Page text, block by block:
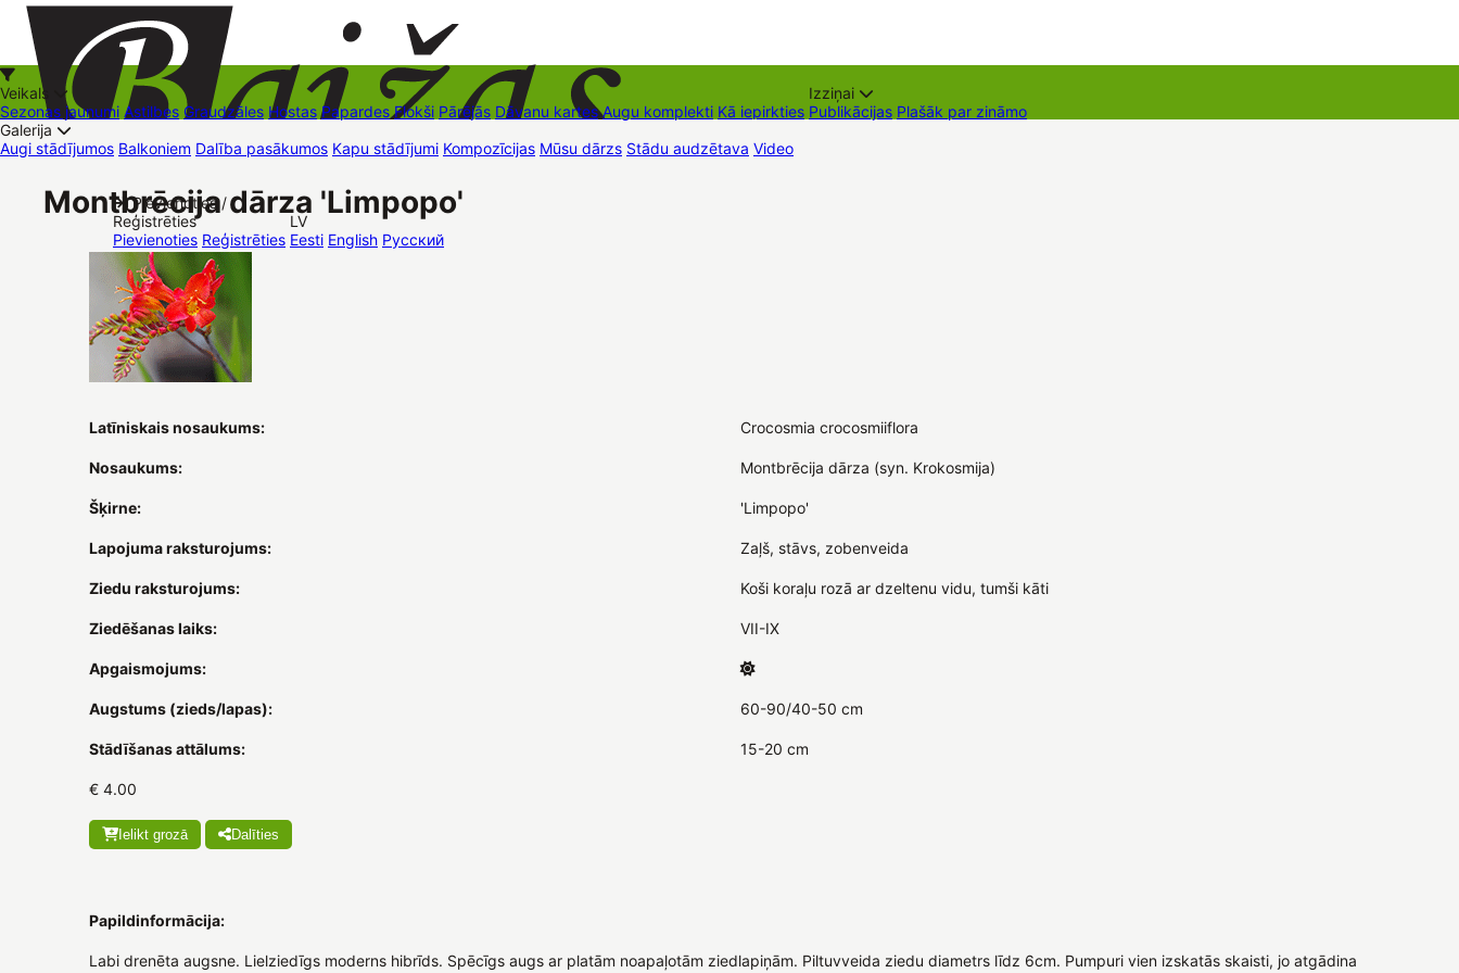
Pievienoties /
Reģistrēties
Pievienoties Reģistrēties
LV
Eesti English Русский
Veikals
Sezonas jaunumi Astilbes Graudzāles Hostas Papardes Flokši Pārējās Dāvanu kartes Augu komplekti Kā iepirkties
Izziņai
Publikācijas Plašāk par zināmo
Galerija
Augi stādījumos Balkoniem Dalība pasākumos Kapu stādījumi Kompozīcijas Mūsu dārzs Stādu audzētava Video
Montbrēcija dārza 'Limpopo'
Latīniskais nosaukums: Crocosmia crocosmiiflora
Nosaukums: Montbrēcija dārza (syn. Krokosmija)
Šķirne: 'Limpopo'
Lapojuma raksturojums: Zaļš, stāvs, zobenveida
Ziedu raksturojums: Koši koraļu rozā ar dzeltenu vidu, tumši kāti
Ziedēšanas laiks: VII-IX
Apgaismojums:
Augstums (zieds/lapas): 60-90/40-50 cm
Stādīšanas attālums: 15-20 cm
€ 4.00
Ielikt grozā Dalīties
Papildinformācija:
Labi drenēta augsne. Lielziedīgs moderns hibrīds. Spēcīgs augs ar platām noapaļotām ziedlapiņām. Piltuvveida ziedu diametrs līdz 6cm. Pumpuri vien izskatās skaisti, jo atgādina